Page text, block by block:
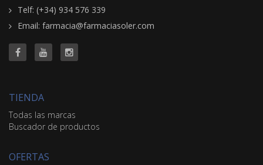
Telf: (+34) 934 576 339
Email: farmacia@farmaciasoler.com
TIENDA
Todas las marcas
Buscador de productos
OFERTAS